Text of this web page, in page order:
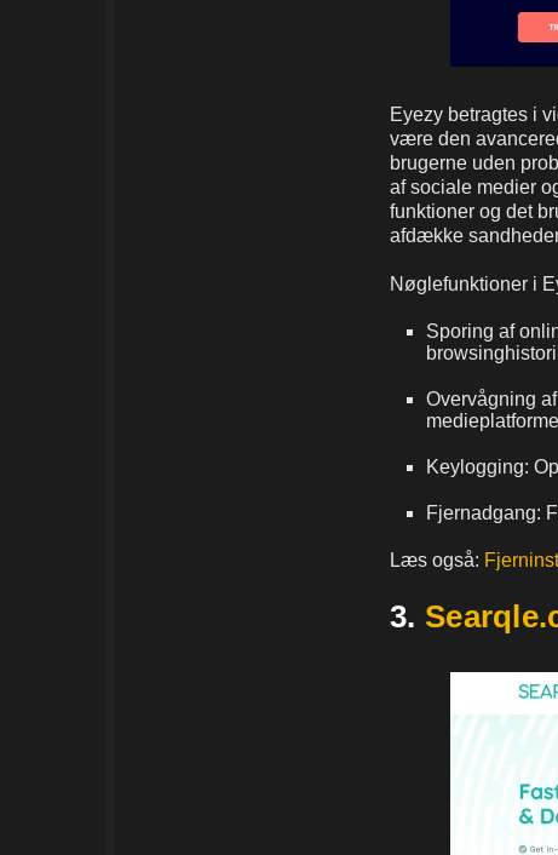
Eyezy betragtes i
være den
brugerne uden
af sociale medier
funktioner og det
afdække
Nøglefunktioner i
Sporing af
Overvågning
Keylogging:
Fjernadgang:
Læs også:
3.